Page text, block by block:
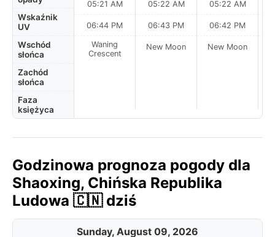
Wskaźnik
UV
Wschód
słońca
Zachód
słońca
Faza
księżyca
05:21 AM
06:44 PM
Waning
Crescent
05:22 AM
06:43 PM
New Moon
05:22 AM
06:42 PM
New Moon
Godzinowa prognoza pogody dla
Shaoxing, Chińska Republika
Ludowa 🇨🇳 dziś
Sunday, August 09, 2026